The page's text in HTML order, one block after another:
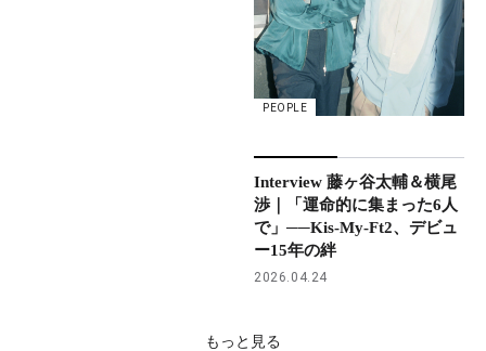
PEOPLE
Interview 藤ヶ谷太輔＆横尾
渉｜「運命的に集まった6人
で」──Kis-My-Ft2、デビュ
ー15年の絆
2026.04.24
もっと見る